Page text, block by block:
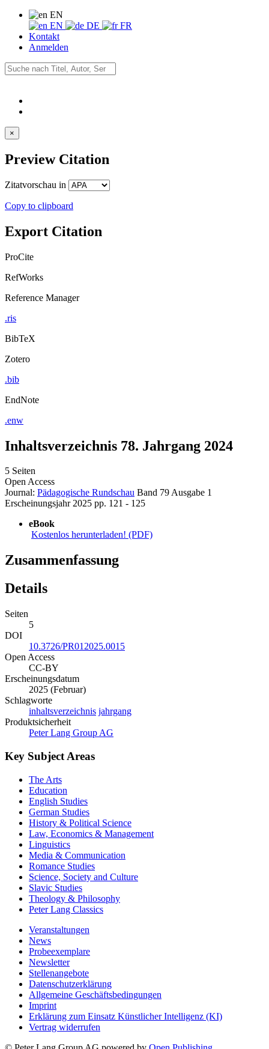
EN
EN
DE
FR
Kontakt
Anmelden
×
Preview Citation
Zitatvorschau in
Copy to clipboard
Export Citation
ProCite
RefWorks
Reference Manager
.ris
BibTeX
Zotero
.bib
EndNote
.enw
Inhaltsverzeichnis 78. Jahrgang 2024
5 Seiten
Open Access
Journal: Pädagogische Rundschau Band 79Ausgabe 1
Erscheinungsjahr 2025 pp. 121 - 125
eBook
Kostenlos herunterladen! (PDF)
Zusammenfassung
Details
Seiten
5
DOI
10.3726/PR012025.0015
Open Access
CC-BY
Erscheinungsdatum
2025 (Februar)
Schlagworte
inhaltsverzeichnis jahrgang
Produktsicherheit
Peter Lang Group AG
Key Subject Areas
The Arts
Education
English Studies
German Studies
History & Political Science
Law, Economics & Management
Linguistics
Media & Communication
Romance Studies
Science, Society and Culture
Slavic Studies
Theology & Philosophy
Peter Lang Classics
Veranstaltungen
News
Probeexemplare
Newsletter
Stellenangebote
Datenschutzerklärung
Allgemeine Geschäftsbedingungen
Imprint
Erklärung zum Einsatz Künstlicher Intelligenz (KI)
Vertrag widerrufen